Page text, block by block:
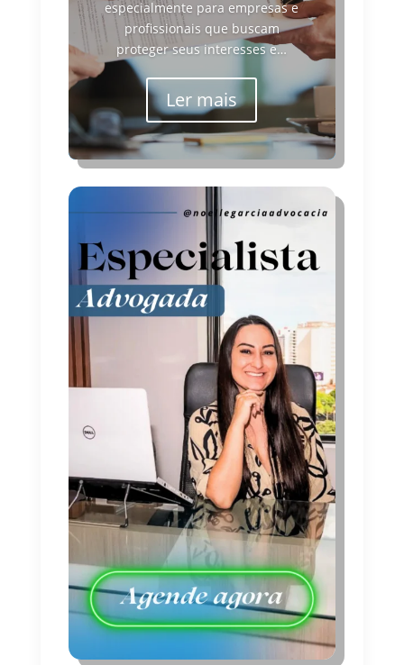
especialmente para empresas e
profissionais que buscam
proteger seus interesses e…
Ler mais